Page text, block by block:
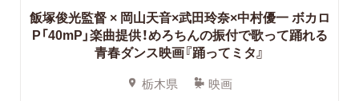
飯塚俊光監督 × 岡山天音×武田玲奈×中村優一ボカロ
P「40mP」楽曲提供！めろちんの振付で歌って踊れる
青春ダンス映画『踊ってミタ』
栃木県 映画